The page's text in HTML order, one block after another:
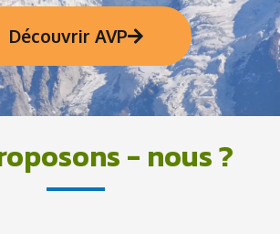
Découvrir AVP
- nous ?